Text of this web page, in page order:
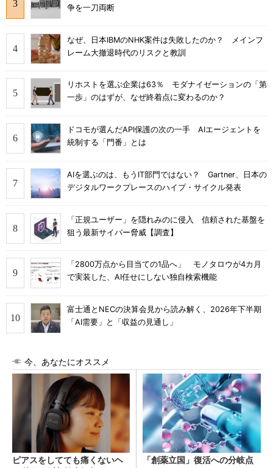
争を一刀両断
なぜ、日本IBMのNHK案件は失敗したのか？ メインフ
レーム大撤退時代のリスクと教訓
リホストを選ぶ企業は63％ モダナイゼーションの「第
一歩」のはずが、なぜ終着点に変わるのか？
ドコモが選んだAPI保護の次の一手 AIエージェントを
統制する「門番」とは
AIを選ぶのは、もうIT部門ではない？ Gartner、日本の
デジタルワークプレースのハイプ・サイクル発表
「正規ユーザー」を隠れみのに侵入 信頼された基盤を
狙う最新サイバー脅威【調査】
「2800万点から目当ての1品へ」 モノタロウが4カ月
で実装した、AI任せにしない独自検索機能
富士通とNECの決算会見から読み解く、2026年下半期
「AI需要」と「収益の見通し」
今、あなたにオススメ
ピアスをしてても痛くないヘ
「創薬立国」復活への分岐点